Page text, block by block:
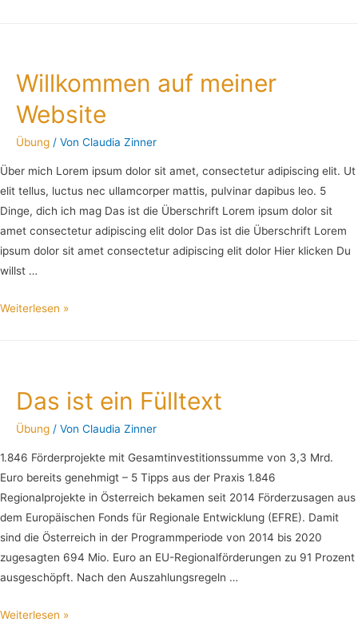
Willkommen auf meiner
Website
Übung / Von Claudia Zinner
Über mich Lorem ipsum dolor sit amet, consectetur adipiscing elit. Ut
elit tellus, luctus nec ullamcorper mattis, pulvinar dapibus leo. 5
Dinge, dich ich mag Das ist die Überschrift Lorem ipsum dolor sit
amet consectetur adipiscing elit dolor Das ist die Überschrift Lorem
ipsum dolor sit amet consectetur adipiscing elit dolor Hier klicken Du
willst …
Weiterlesen »
Das ist ein Fülltext
Übung / Von Claudia Zinner
1.846 Förderprojekte mit Gesamtinvestitionssumme von 3,3 Mrd.
Euro bereits genehmigt – 5 Tipps aus der Praxis 1.846
Regionalprojekte in Österreich bekamen seit 2014 Förderzusagen aus
dem Europäischen Fonds für Regionale Entwicklung (EFRE). Damit
sind die Österreich in der Programmperiode von 2014 bis 2020
zugesagten 694 Mio. Euro an EU-Regionalförderungen zu 91 Prozent
ausgeschöpft. Nach den Auszahlungsregeln …
Weiterlesen »